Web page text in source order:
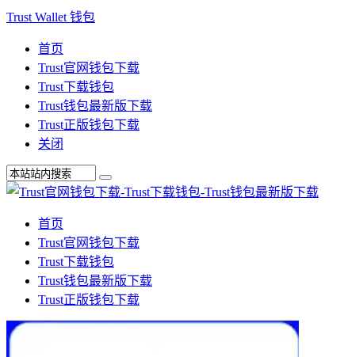
Trust Wallet 钱包
首页
Trust官网钱包下载
Trust下载钱包
Trust钱包最新版下载
Trust正版钱包下载
关闭
首页
Trust官网钱包下载
Trust下载钱包
Trust钱包最新版下载
Trust正版钱包下载